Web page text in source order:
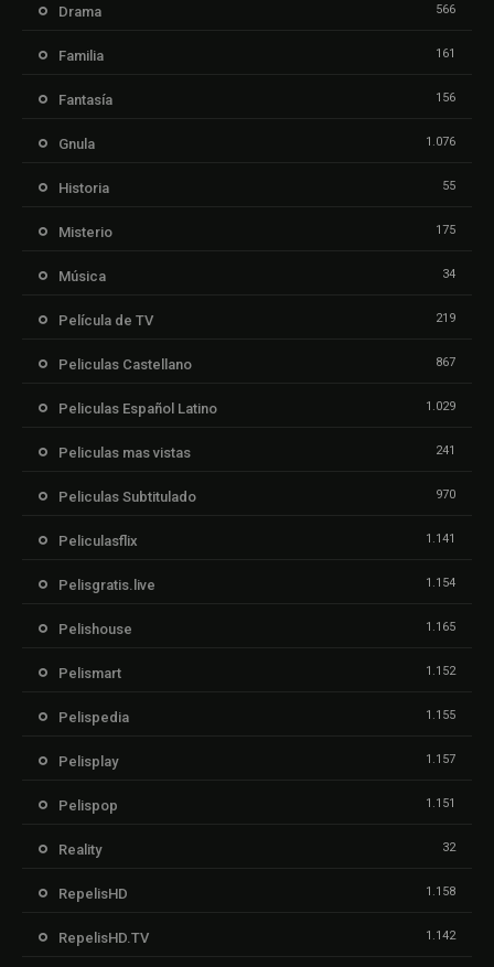
Drama 566
Familia 161
Fantasía 156
Gnula 1.076
Historia 55
Misterio 175
Música 34
Película de TV 219
Peliculas Castellano 867
Peliculas Español Latino 1.029
Peliculas mas vistas 241
Peliculas Subtitulado 970
Peliculasflix 1.141
Pelisgratis.live 1.154
Pelishouse 1.165
Pelismart 1.152
Pelispedia 1.155
Pelisplay 1.157
Pelispop 1.151
Reality 32
RepelisHD 1.158
RepelisHD.TV 1.142